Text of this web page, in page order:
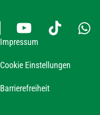
Impressum
Cookie Einstellungen
Barrierefreiheit